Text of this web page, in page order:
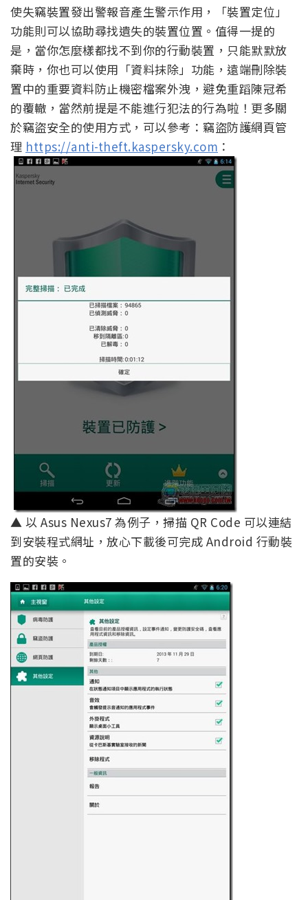
使失竊裝置發出警報音產生警示作用，「裝置定位」
功能則可以協助尋找遺失的裝置位置。值得一提的
是，當你怎麼樣都找不到你的行動裝置，只能默默放
棄時，你也可以使用「資料抹除」功能，遠端刪除裝
置中的重要資料防止機密檔案外洩，避免重蹈陳冠希
的覆轍，當然前提是不能進行犯法的行為啦！更多關
於竊盜安全的使用方式，可以參考：竊盜防護網頁管
理 https://anti-theft.kaspersky.com ：
▲ 以 Asus Nexus7 為例子，掃描 QR Code 可以連結
到安裝程式網址，放心下載後可完成 Android 行動裝
置的安裝。